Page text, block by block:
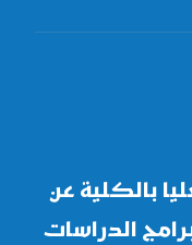
بالكلية عن
الدراسات